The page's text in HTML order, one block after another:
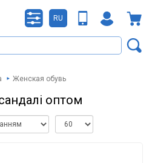
RU
Женская обувь
оптом